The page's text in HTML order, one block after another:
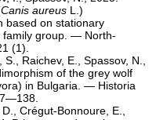
Canis aureus L.)
based on stationary
family group. — North-
(1).
Raichev, E., Spassov, N.,
of the grey wolf
in Bulgaria. — Historia
Crégut-Bonnoure, E.,